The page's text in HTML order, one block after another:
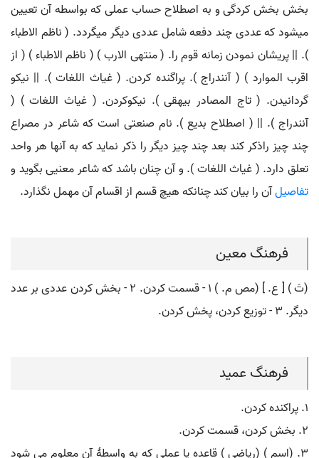
بخش بخش کردگی و به اصطلاح حساب عملی که بواسطه آن تعیین
میشود که عددی چند دفعه شامل عددی دیگر میگردد. ( ناظم الاطباء
). || پریشان نمودن زمانه قوم را. ( منتهی الارب ) ( ناظم الاطباء ) ( از
اقرب الموارد ) ( آنندراج ). پراگنده کردن. ( غیاث اللغات ). || نیکو
گردانیدن. ( تاج المصادر بیهقی ). نیکوکردن. ( غیاث اللغات ) (
آنندراج ). || ( اصطلاح بدیع ). نام صنعتی است که شاعر در مصراع
چند چیز راذکر کند بعد چند چیز دیگر را ذکر نماید که به آنها هر واحد
تعلق دارد. ( غیاث اللغات ). و آن چنان باشد که شاعر معنیی بگوید و
تفاصیلآن را بیان کند چنانکه هیچ قسم از اقسام آن مهمل نگذارد.
فرهنگ معین
(تَ ) [ ع. ] (مص م. ) ۱ - قسمت کردن. ۲ - بخش کردن عددی بر عدد
دیگر. ۳ - توزیع کردن، پخش کردن.
فرهنگ عمید
۱. پراکنده کردن.
۲. بخش کردن، قسمت کردن.
۳. (اسم ) (ریاضی ) قاعده یا عملی که به واسطۀ آن معلوم می شود